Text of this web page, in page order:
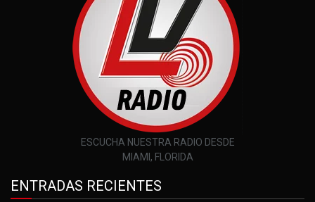
ESCUCHA NUESTRA RADIO DESDE
MIAMI, FLORIDA
ENTRADAS RECIENTES